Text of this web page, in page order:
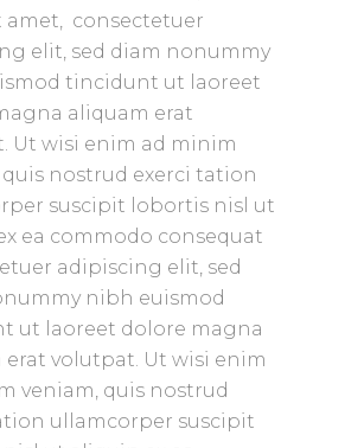
amet, consectetuer
elit, sed diam nonummy
tincidunt ut laoreet
aliquam erat
Ut wisi enim ad minim
nostrud exerci tation
suscipit lobortis nisl ut
ea commodo consequat
adipiscing elit, sed
nibh euismod
ut laoreet dolore magna
erat volutpat. Ut wisi enim
veniam, quis nostrud
ullamcorper suscipit